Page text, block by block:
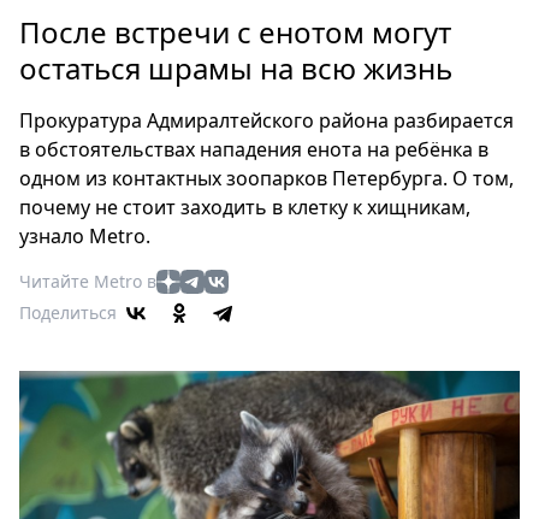
Россия
Мир
Еда
Туризм
Мода
Театр
Кино
Афиша
Выставки
Пресс-
релизы
О
Metro
После встречи с енотом могут
остаться шрамы на всю жизнь
Прокуратура Адмиралтейского района разбирается
в обстоятельствах нападения енота на ребёнка в
одном из контактных зоопарков Петербурга. О том,
почему не стоит заходить в клетку к хищникам,
узнало Metro.
Читайте Metro в
Поделиться